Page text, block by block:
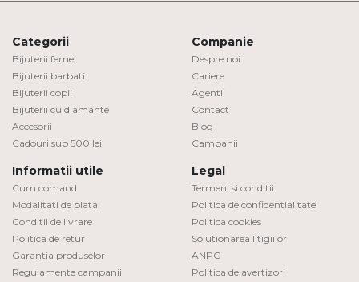
Categorii
Bijuterii femei
Bijuterii barbati
Bijuterii copii
Bijuterii cu diamante
Accesorii
Cadouri sub 500 lei
Companie
Despre noi
Cariere
Agentii
Contact
Blog
Campanii
Informatii utile
Cum comand
Modalitati de plata
Conditii de livrare
Politica de retur
Garantia produselor
Regulamente campanii
Legal
Termeni si conditii
Politica de confidentialitate
Politica cookies
Solutionarea litigiilor
ANPC
Politica de avertizori